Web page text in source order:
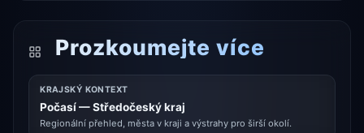
Prozkoumejte více
KRAJSKÝ KONTEXT
Počasí — Středočeský kraj
Regionální přehled, města v kraji a výstrahy pro širší okolí.